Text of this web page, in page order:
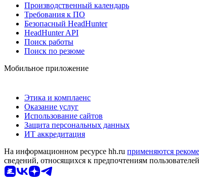
Производственный календарь
Требования к ПО
Безопасный HeadHunter
HeadHunter API
Поиск работы
Поиск по резюме
Мобильное приложение
Этика и комплаенс
Оказание услуг
Использование сайтов
Защита персональных данных
ИТ аккредитация
На информационном ресурсе hh.ru применяются
сведений, относящихся к предпочтениям